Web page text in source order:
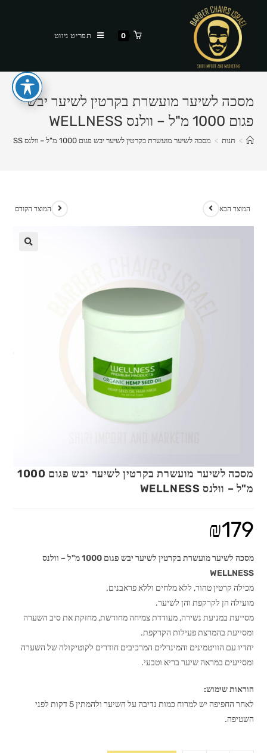
content
0 תפריט ניווט
מסכה לשיער מועשרת בקרטין לשיער יבש
פגום 1000 מ"ל – וולנס WELLNESS
> חנות > מסכה לשיער מועשרת בקרטין לשיער יבש פגום 1000 מ"ל – וולנס WELLNESS
המוצר הקודם המוצר הבא
מסכה לשיער מועשרת בקרטין לשיער יבש פגום 1000
מ"ל – וולנס WELLNESS
₪179
מסכה לשיער מועשרת בקרטין לשיער יבש פגום 1000 מ"ל – וולנס
WELLNESS
מכילה קרטין טהור, ללא מלחים וללא פראבנים.
מועילה הן לקרקפת והן לשיער.
מסייעת במניעת נשירה, מעודדת צמיחה מחודשת, מחזקת את סיב השערה
ומסייעת בהמרצת פעילות הקרקפת.
יחדיו עם הוויטמינים והמינרלים המרכיבים חודרים לקוטיקולה של השערה
ומסייעים במראה שיער בריא וטבעי.
הוראות שימוש:
לאחר החפיפה יש למרוח כמות נדיבה על השיער ולהמתין 5 דקות לפני
השטיפה.